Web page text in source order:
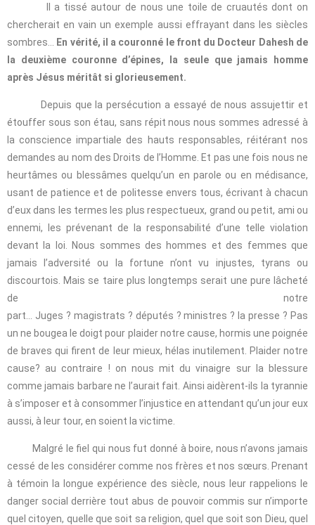
Il a tissé autour de nous une toile de cruautés dont on
chercherait en vain un exemple aussi effrayant dans les siècles
sombres…
En vérité, il a couronné le front du Docteur Dahesh de
la deuxième couronne d’épines, la seule que jamais homme
après Jésus méritât si glorieusement.
Depuis que la persécution a essayé de nous assujettir et
étouffer sous son étau, sans répit nous nous sommes adressé à
la conscience impartiale des hauts responsables, réitérant nos
demandes au nom des Droits de l’Homme. Et pas une fois nous ne
heurtâmes ou blessâmes quelqu’un en parole ou en médisance,
usant de patience et de politesse envers tous, écrivant à chacun
d’eux dans les termes les plus respectueux, grand ou petit, ami ou
ennemi, les prévenant de la responsabilité d’une telle violation
devant la loi. Nous sommes des hommes et des femmes que
jamais l’adversité ou la fortune n’ont vu injustes, tyrans ou
discourtois. Mais se taire plus longtemps serait une pure lâcheté
de notre
part… Juges ? magistrats ? députés ? ministres ? la presse ? Pas
un ne bougea le doigt pour plaider notre cause, hormis une poignée
de braves qui firent de leur mieux, hélas inutilement. Plaider notre
cause? au contraire ! on nous mit du vinaigre sur la blessure
comme jamais barbare ne l’aurait fait. Ainsi aidèrent-ils la tyrannie
à s’imposer et à consommer l’injustice en attendant qu’un jour eux
aussi, à leur tour, en soient la victime.
Malgré le fiel qui nous fut donné à boire, nous n’avons jamais
cessé de les considérer comme nos frères et nos sœurs. Prenant
à témoin la longue expérience des siècle, nous leur rappelions le
danger social derrière tout abus de pouvoir commis sur n’importe
quel citoyen, quelle que soit sa religion, quel que soit son Dieu, quel